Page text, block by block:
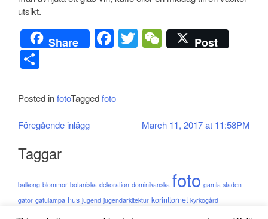
utsikt.
Share Facebook
Twitter
WeChat
Post
Posted infotoTaggedfoto
Inläggsnavigering
Föregående inlägg March 11, 2017 at 11:58PM
Taggar
balkong blommor botaniska dekoration dominikanska foto gamla staden
gator gatulampa hus jugend jugendarkitektur korinttornet kyrkogård